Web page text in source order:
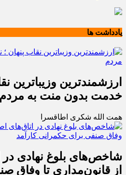
یادداشت ها
ارزشمندترین وزیباترین
خدمت بدون منت به مردم
همت الله شکری اطاقسرا
شاخص‌های بلوغ نهادی در
از قانون‌مداری تا وفاق